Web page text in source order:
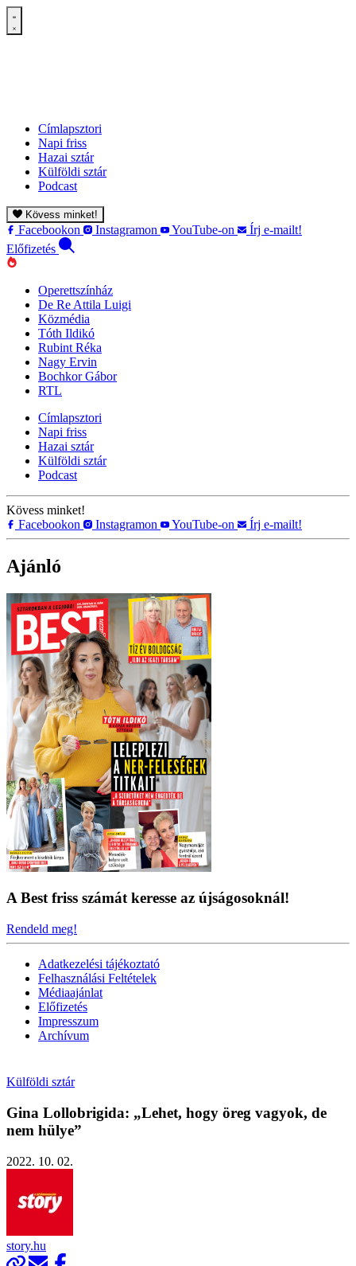
Címlapsztori
Napi friss
Hazai sztár
Külföldi sztár
Podcast
Kövess minket!
Facebookon Instagramon YouTube-on
Írj e-mailt!
Előfizetés
Operettszínház
De Re Attila Luigi
Közmédia
Tóth Ildikó
Rubint Réka
Nagy Ervin
Bochkor Gábor
RTL
Címlapsztori
Napi friss
Hazai sztár
Külföldi sztár
Podcast
Kövess minket!
Facebookon
Instagramon YouTube-on Írj e-mailt!
Ajánló
A Best friss számát keresse az újságosoknál!
Rendeld meg!
Adatkezelési tájékoztató
Felhasználási Feltételek
Médiaajánlat
Előfizetés
Impresszum
Archívum
Külföldi sztár
Gina Lollobrigida: „Lehet, hogy öreg vagyok, de
nem hülye”
2022. 10. 02.
story.hu